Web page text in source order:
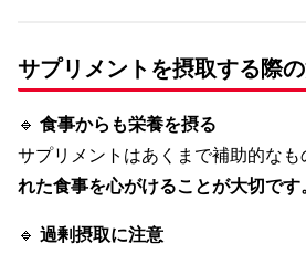
サプリメントを摂取する際
🔹 食事からも栄養を摂る
サプリメントはあくまで補助的なも
れた食事を心がけることが大切です
🔹 過剰摂取に注意